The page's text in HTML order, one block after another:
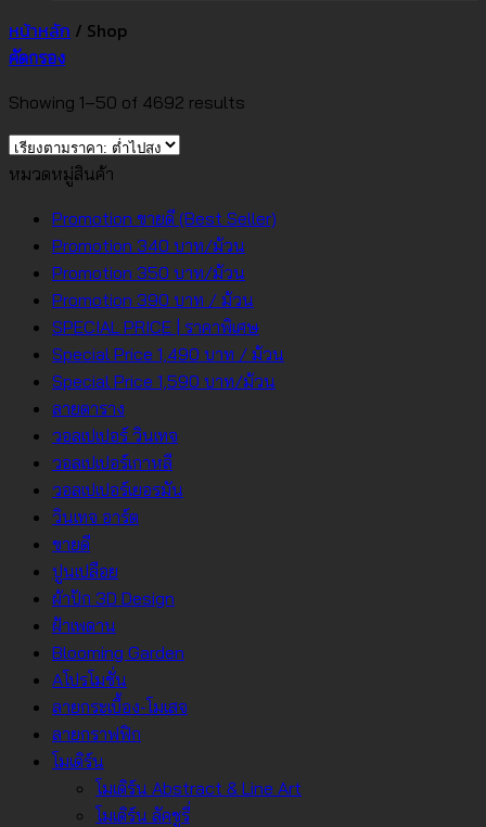
หน้าหลัก / Shop
คัดกรอง
Showing 1–50 of 4692 results
to
หมวดหมู่สินค้า
Promotion ขายดี (Best Seller)
Promotion 340 บาท/ม้วน
Promotion 350 บาท/ม้วน
Promotion 390 บาท / ม้วน
SPECIAL PRICE | ราคาพิเศษ
Special Price 1,490 บาท / ม้วน
Special Price 1,590 บาท/ม้วน
ลายตาราง
วอลเปเปอร์ วินเทจ
วอลเปเปอร์เกาหลี
วอลเปเปอร์เยอรมัน
วินเทจ อาร์ต
ขายดี
ปูนเปลือย
ผ้าปัก 3D Design
ฝ้าเพดาน
Blooming Garden
Aโปรโมชั่น
ลายกระเบื้อง-โมเสจ
ลายกราฟฟิก
โมเดิร์น
โมเดิร์น Abstract & Line Art
โมเดิร์น ลัคชูรี่